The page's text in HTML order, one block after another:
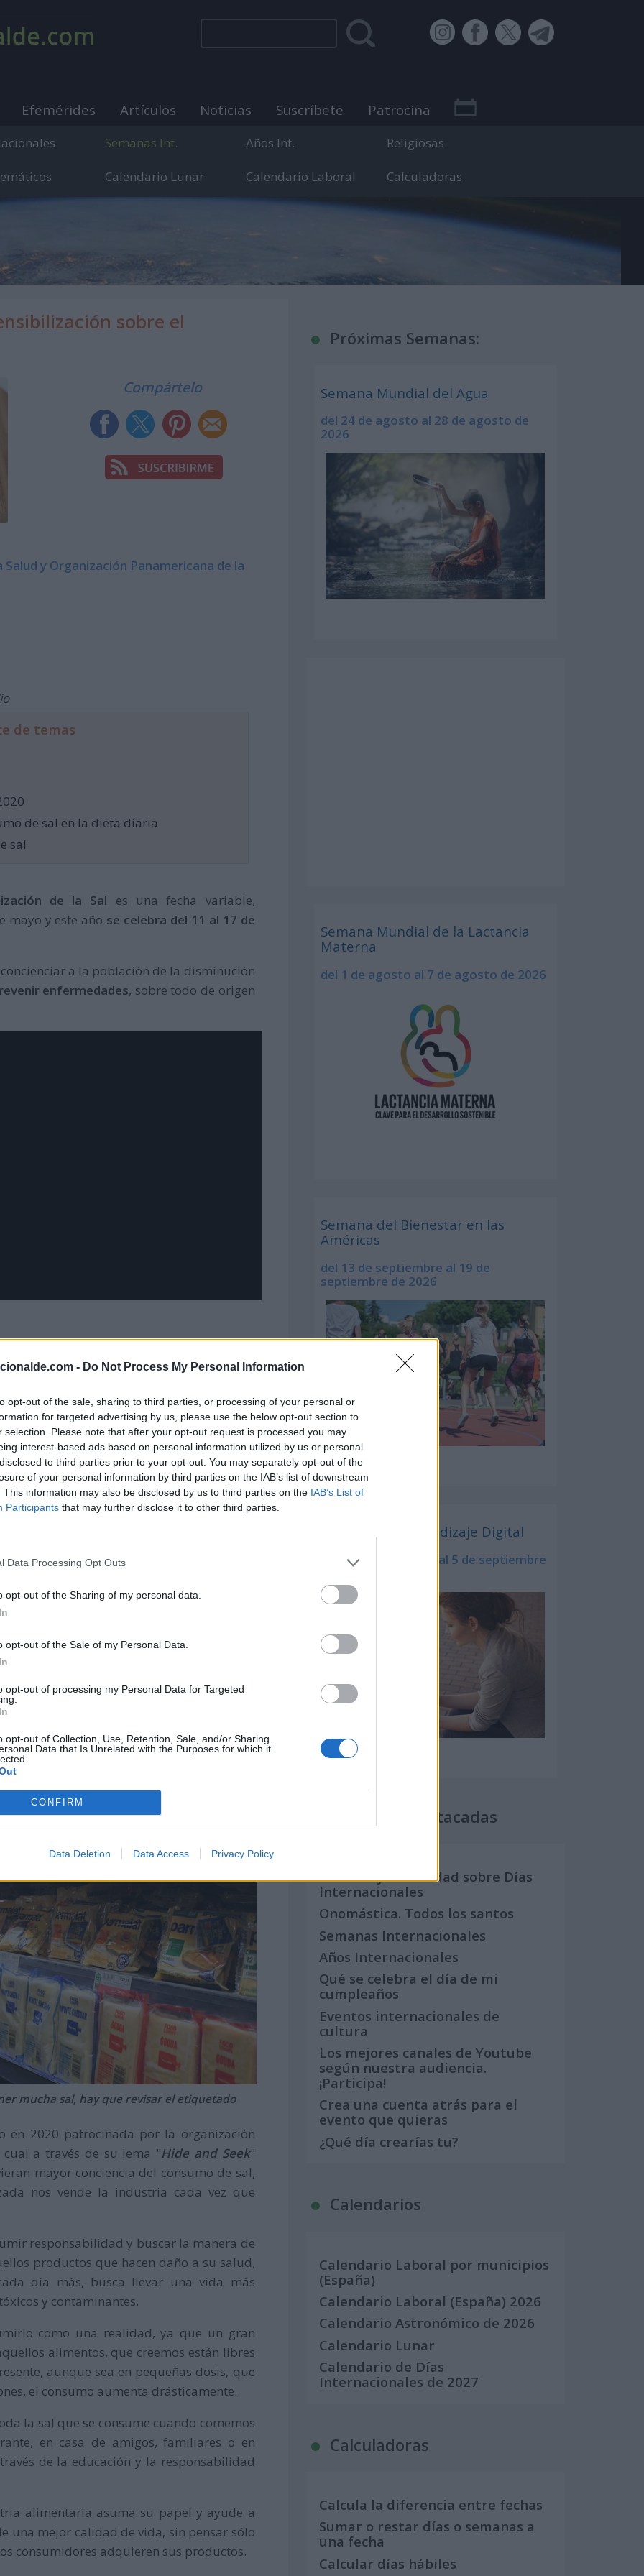
- Do Not Process My Personal Information
opt-out of the sale, sharing to third parties, or processing of your personal or
for targeted advertising by us, please use the below opt-out section to
selection. Please note that after your opt-out request is processed you may
interest-based ads based on personal information utilized by us or personal
to third parties prior to your opt-out. You may separately opt-out of the
of your personal information by third parties on the IAB’s list of downstream
This information may also be disclosed by us to third parties on the IAB’s List of
Participants that may further disclose it to other third parties.
Data Processing Opt Outs
opt-out of the Sharing of my personal data.
opt-out of the Sale of my Personal Data.
opt-out of processing my Personal Data for Targeted
opt-out of Collection, Use, Retention, Sale, and/or Sharing
Data that Is Unrelated with the Purposes for which it
CONFIRM
Data Deletion Data Access Privacy Policy
Efemérides Artículos Noticias Suscríbete Patrocina
sobre días internacionales, mundiales y efemérides.
Semanas Int. Años Int. Religiosas
Calendario Lunar Calendario Laboral Calculadoras
sobre el
Compártelo
y Organización Panamericana de la
de temas
de sal en la dieta diaria
sal
de la Sal es una fecha variable,
mayo y este año se celebra del 11 al 17 de
a la población de la disminución
enfermedades, sobre todo de origen
la población mundial haga uso de la sal
en un alto porcentaje de todos los
lo general no se ve.
en la comida que se prepara en
están fabricados y almacenados para ser
alimentos procesados.
2020
mucha sal, hay que revisar el etiquetado
en 2020 patrocinada por la organización
cual a través de su lema "Hide and Seek"
mayor conciencia del consumo de sal,
nos vende la industria cada vez que
responsabilidad y buscar la manera de
productos que hacen daño a su salud,
día más, busca llevar una vida más
y contaminantes.
como una realidad, ya que un gran
alimentos, que creemos están libres
aunque sea en pequeñas dosis, que
el consumo aumenta drásticamente.
la sal que se consume cuando comemos
en casa de amigos, familiares o en
de la educación y la responsabilidad
alimentaria asuma su papel y ayude a
una mejor calidad de vida, sin pensar sólo
consumidores adquieren sus productos.
Próximas Semanas:
Semana Mundial del Agua
del 24 de agosto al 28 de agosto de
2026
Semana Mundial de la Lactancia
Materna
del 1 de agosto al 7 de agosto de 2026
Semana del Bienestar en las
Américas
del 13 de septiembre al 19 de
septiembre de 2026
Semana del Aprendizaje Digital
del 2 de septiembre al 5 de septiembre
Secciones destacadas
Noticias y actualidad sobre Días
Internacionales
Onomástica. Todos los santos
Semanas Internacionales
Años Internacionales
Qué se celebra el día de mi
cumpleaños
Eventos internacionales de
cultura
Los mejores canales de Youtube
según nuestra audiencia.
¡Participa!
Crea una cuenta atrás para el
evento que quieras
¿Qué día crearías tu?
Calendarios
Calendario Laboral por municipios
(España)
Calendario Laboral (España) 2026
Calendario Astronómico de 2026
Calendario Lunar
Calendario de Días
Internacionales de 2027
Calculadoras
Calcula la diferencia entre fechas
Sumar o restar días o semanas a
una fecha
Calcular días hábiles